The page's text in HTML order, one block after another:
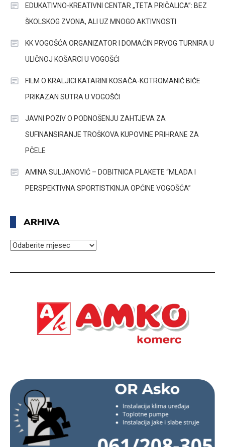
EDUKATIVNO-KREATIVNI CENTAR „TETA PRIČALICA”: BEZ
ŠKOLSKOG ZVONA, ALI UZ MNOGO AKTIVNOSTI
KK VOGOŠĆA ORGANIZATOR I DOMAĆIN PRVOG TURNIRA U
ULIČNOJ KOŠARCI U VOGOŠĆI
FILM O KRALJICI KATARINI KOSAČA-KOTROMANIĆ BIĆE
PRIKAZAN SUTRA U VOGOŠĆI
JAVNI POZIV O PODNOŠENJU ZAHTJEVA ZA
SUFINANSIRANJE TROŠKOVA KUPOVINE PRIHRANE ZA
PČELE
AMINA SULJANOVIĆ – DOBITNICA PLAKETE “MLADA I
PERSPEKTIVNA SPORTISTKINJA OPĆINE VOGOŠĆA”
ARHIVA
ARHIVA